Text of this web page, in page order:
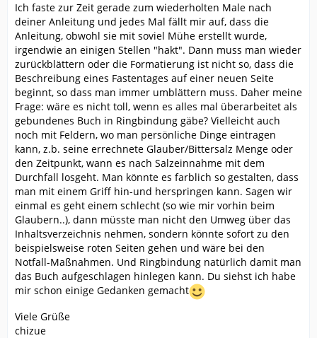
Ich faste zur Zeit gerade zum wiederholten Male nach
deiner Anleitung und jedes Mal fällt mir auf, dass die
Anleitung, obwohl sie mit soviel Mühe erstellt wurde,
irgendwie an einigen Stellen "hakt". Dann muss man wieder
zurückblättern oder die Formatierung ist nicht so, dass die
Beschreibung eines Fastentages auf einer neuen Seite
beginnt, so dass man immer umblättern muss. Daher meine
Frage: wäre es nicht toll, wenn es alles mal überarbeitet als
gebundenes Buch in Ringbindung gäbe? Vielleicht auch
noch mit Feldern, wo man persönliche Dinge eintragen
kann, z.b. seine errechnete Glauber/Bittersalz Menge oder
den Zeitpunkt, wann es nach Salzeinnahme mit dem
Durchfall losgeht. Man könnte es farblich so gestalten, dass
man mit einem Griff hin-und herspringen kann. Sagen wir
einmal es geht einem schlecht (so wie mir vorhin beim
Glaubern..), dann müsste man nicht den Umweg über das
Inhaltsverzeichnis nehmen, sondern könnte sofort zu den
beispielsweise roten Seiten gehen und wäre bei den
Notfall-Maßnahmen. Und Ringbindung natürlich damit man
das Buch aufgeschlagen hinlegen kann. Du siehst ich habe
mir schon einige Gedanken gemacht
Viele Grüße
chizue